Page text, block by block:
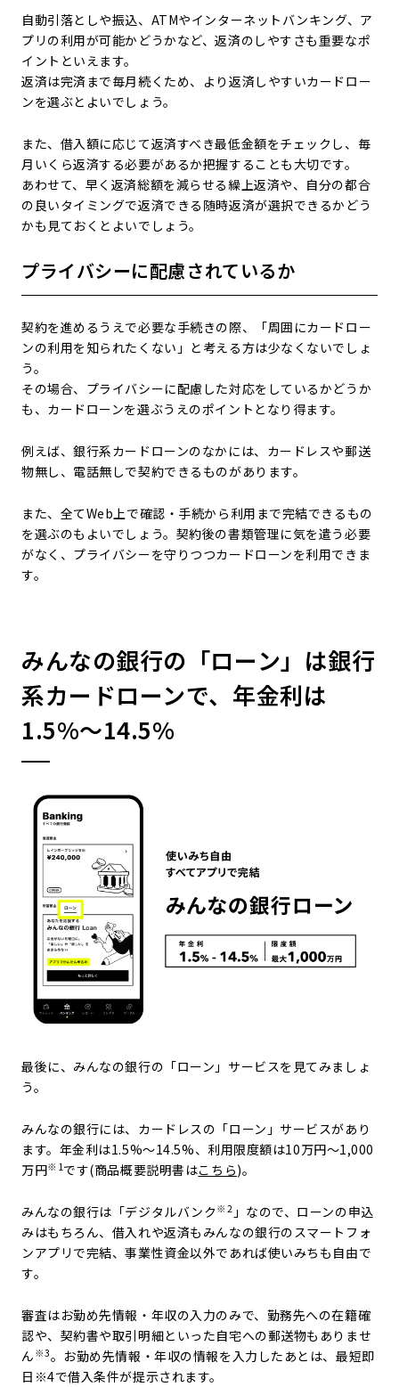
自動引落としや振込、ATMやインターネットバンキング、ア
プリの利用が可能かどうかなど、返済のしやすさも重要なポ
イントといえます。
返済は完済まで毎月続くため、より返済しやすいカードロー
ンを選ぶとよいでしょう。
また、借入額に応じて返済すべき最低金額をチェックし、毎
月いくら返済する必要があるか把握することも大切です。
あわせて、早く返済総額を減らせる繰上返済や、自分の都合
の良いタイミングで返済できる随時返済が選択できるかどう
かも見ておくとよいでしょう。
プライバシーに配慮されているか
契約を進めるうえで必要な手続きの際、「周囲にカードロー
ンの利用を知られたくない」と考える方は少なくないでしょ
う。
その場合、プライバシーに配慮した対応をしているかどうか
も、カードローンを選ぶうえのポイントとなり得ます。
例えば、銀行系カードローンのなかには、カードレスや郵送
物無し、電話無しで契約できるものがあります。
また、全てWeb上で確認・手続から利用まで完結できるもの
を選ぶのもよいでしょう。契約後の書類管理に気を遣う必要
がなく、プライバシーを守りつつカードローンを利用できま
す。
みんなの銀行の「ローン」は銀行
系カードローンで、年金利は
1.5%～14.5%
最後に、みんなの銀行の「ローン」サービスを見てみましょ
う。
みんなの銀行には、カードレスの「ローン」サービスがあり
ます。年金利は1.5%～14.5%、利用限度額は10万円～1,000
万円※1です(商品概要説明書はこちら)。
みんなの銀行は「デジタルバンク ※2 」なので、ローンの申込
みはもちろん、借入れや返済もみんなの銀行のスマートフォ
ンアプリで完結、事業性資金以外であれば使いみちも自由で
す。
審査はお勤め先情報・年収の入力のみで、勤務先への在籍確
認や、契約書や取引明細といった自宅への郵送物もありませ
ん ※3。お勤め先情報・年収の情報を入力したあとは、最短即
日※4で借入条件が提示されます。